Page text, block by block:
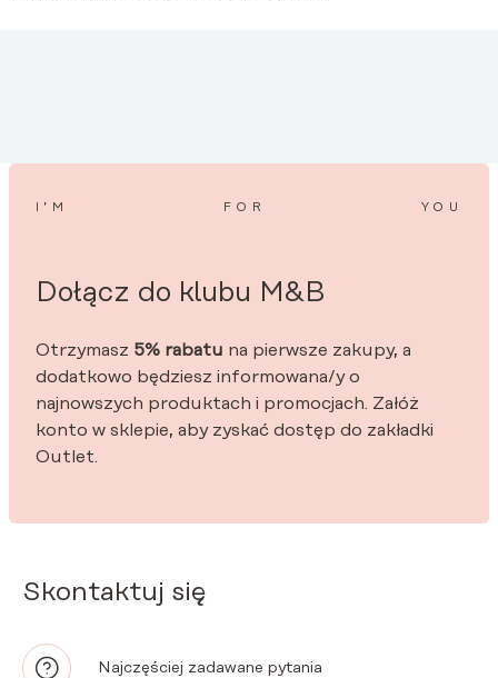
Skontaktuj się
Najczęściej zadawane pytania
I’M FOR YOU
Dołącz do klubu M&B
Otrzymasz 5% rabatu na pierwsze zakupy, a
dodatkowo będziesz informowana/y o
najnowszych produktach i promocjach. Załóż
konto w sklepie, aby zyskać dostęp do zakładki
Outlet.